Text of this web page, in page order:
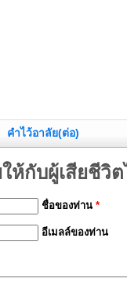
คำไว้อาลัย(ต่อ)
ห้กับผู้เสียชีวิ
ชื่อของท่าน*
อีเมลล์ของท่าน